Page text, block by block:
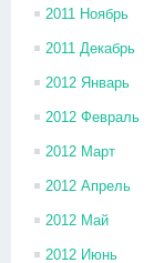
2011 Ноябрь
2011 Декабрь
2012 Январь
2012 Февраль
2012 Март
2012 Апрель
2012 Май
2012 Июнь